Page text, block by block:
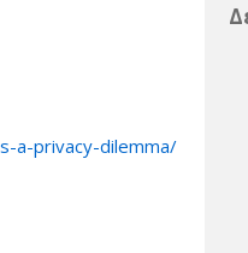
a-privacy-dilemma/